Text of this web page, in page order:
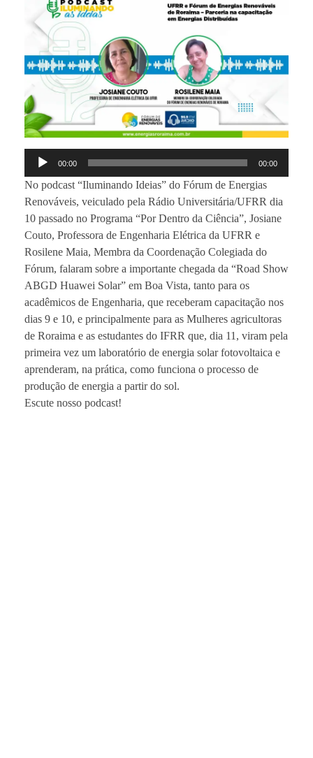
Tocador
áudio
00:00 00:00
No podcast “Iluminando Ideias” do Fórum de Energias
Renováveis, veiculado pela Rádio Universitária/UFRR dia
10 passado no Programa “Por Dentro da Ciência”, Josiane
Couto, Professora de Engenharia Elétrica da UFRR e
Rosilene Maia, Membra da Coordenação Colegiada do
Fórum, falaram sobre a importante chegada da “Road Show
ABGD Huawei Solar” em Boa Vista, tanto para os
acadêmicos de Engenharia, que receberam capacitação nos
dias 9 e 10, e principalmente para as Mulheres agricultoras
de Roraima e as estudantes do IFRR que, dia 11, viram pela
primeira vez um laboratório de energia solar fotovoltaica e
aprenderam, na prática, como funciona o processo de
produção de energia a partir do sol.
Escute nosso podcast!